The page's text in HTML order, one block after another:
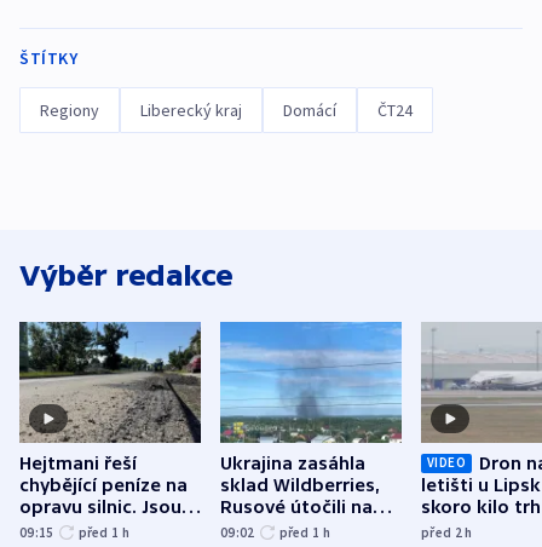
ŠTÍTKY
Regiony Liberecký kraj Domácí ČT24
Výběr redakce
Hejtmani řeší
chybějící peníze na
opravu silnic. Jsou
nenárokové, namítá
09:15 před 1 h
Ukrajina zasáhla
sklad Wildberries,
Rusové útočili na
trh, hasiče či
09:02 před 1 h
VIDEO
Dron
letišti u
skoro kilo
indicie
před 2h